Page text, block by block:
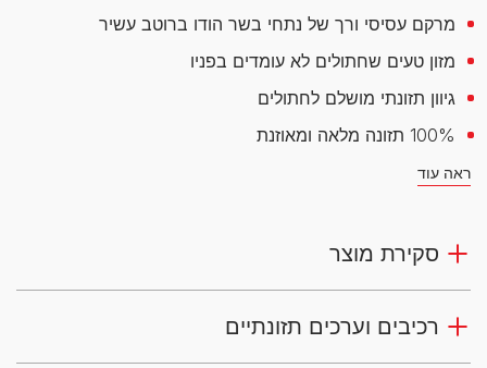
מרקם עסיסי ורך של נתחי בשר הודו ברוטב עשיר
מזון טעים שחתולים לא עומדים בפניו
גיוון תזונתי מושלם לחתולים
100% תזונה מלאה ומאוזנת
ראה עוד
סקירת מוצר
רכיבים וערכים תזונתיים